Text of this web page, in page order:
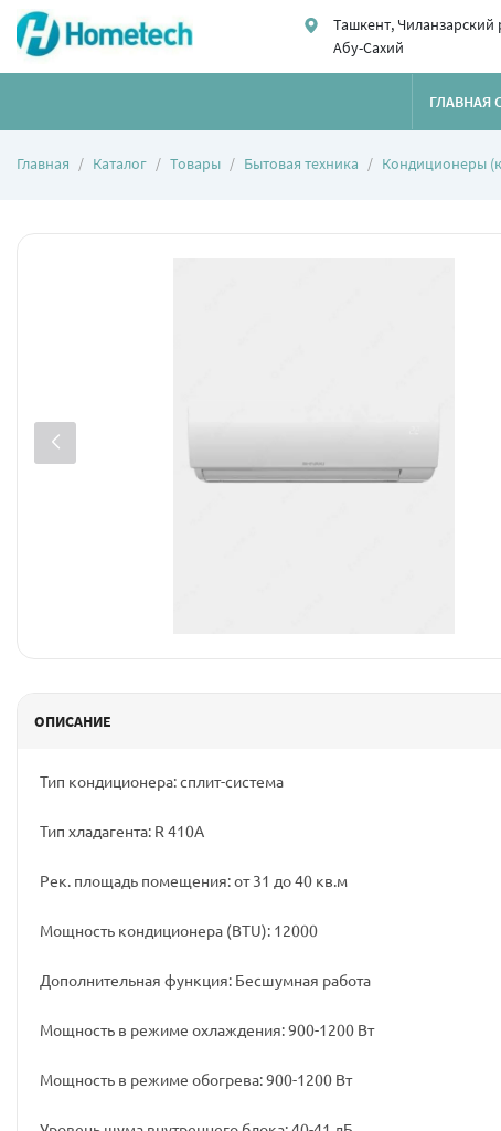
Ташкент,
Абу-Сахий
ГЛАВНАЯ
Главная Каталог Товары Бытовая техника Кондиционеры
ОПИСАНИЕ
Тип кондиционера: сплит-система
Тип хладагента: R 410A
Рек. площадь помещения: от 31 до 40 кв.м
Мощность кондиционера (BTU): 12000
Дополнительная функция: Бесшумная работа
Мощность в режиме охлаждения: 900-1200 Вт
Мощность в режиме обогрева: 900-1200 Вт